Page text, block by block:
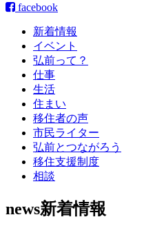
facebook
新着情報
イベント
弘前って？
仕事
生活
住まい
移住者の声
市民ライター
弘前とつながろう
移住支援制度
相談
news新着情報